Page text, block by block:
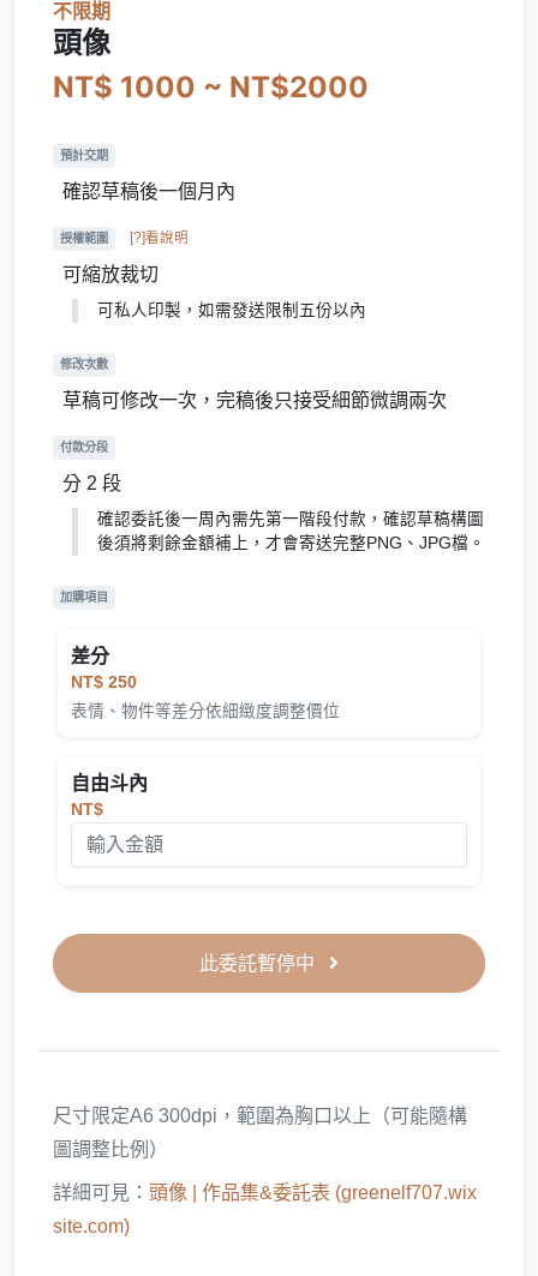
不限期
頭像
NT$ 1000 ~ NT$2000
預計交期
確認草稿後一個月內
授權範圍 [?]看說明
可縮放裁切
可私人印製，如需發送限制五份以內
修改次數
草稿可修改一次，完稿後只接受細節微調兩次
付款分段
分 2 段
確認委託後一周內需先第一階段付款，確認草稿構圖
後須將剩餘金額補上，才會寄送完整PNG、JPG檔。
加購項目
差分
NT$ 250
表情、物件等差分依細緻度調整價位
自由斗內
NT$
此委託暫停中
尺寸限定A6 300dpi，範圍為胸口以上（可能隨構
圖調整比例）
詳細可見： 頭像 | 作品集&委託表 (greenelf707.wix
site.com)